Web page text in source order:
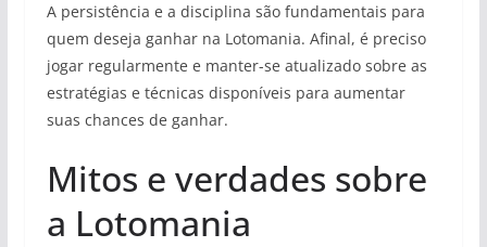
A persistência e a disciplina são fundamentais para
quem deseja ganhar na Lotomania. Afinal, é preciso
jogar regularmente e manter-se atualizado sobre as
estratégias e técnicas disponíveis para aumentar
suas chances de ganhar.
Mitos e verdades sobre
a Lotomania